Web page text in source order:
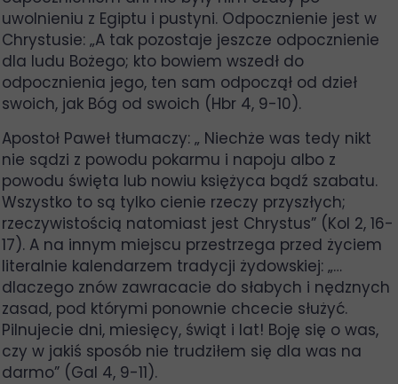
uwolnieniu z Egiptu i pustyni. Odpocznienie jest w
Chrystusie: „A tak pozostaje jeszcze odpocznienie
dla ludu Bożego; kto bowiem wszedł do
odpocznienia jego, ten sam odpoczął od dzieł
swoich, jak Bóg od swoich (Hbr 4, 9-10).
Apostoł Paweł tłumaczy: „ Niechże was tedy nikt
nie sądzi z powodu pokarmu i napoju albo z
powodu święta lub nowiu księżyca bądź szabatu.
Wszystko to są tylko cienie rzeczy przyszłych;
rzeczywistością natomiast jest Chrystus” (Kol 2, 16-
17). A na innym miejscu przestrzega przed życiem
literalnie kalendarzem tradycji żydowskiej: „…
dlaczego znów zawracacie do słabych i nędznych
zasad, pod którymi ponownie chcecie służyć.
Pilnujecie dni, miesięcy, świąt i lat! Boję się o was,
czy w jakiś sposób nie trudziłem się dla was na
darmo” (Gal 4, 9-11).